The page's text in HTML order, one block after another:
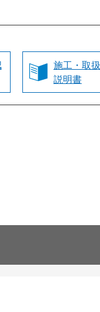
施工・取扱
説明書